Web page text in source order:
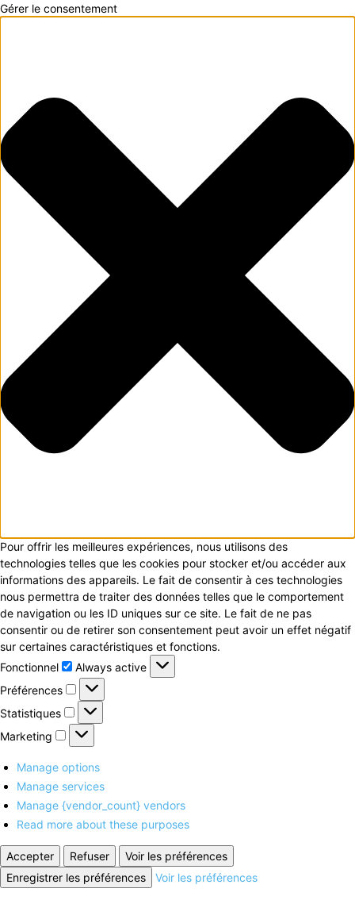
Gérer le consentement
Pour offrir les meilleures expériences, nous utilisons des
technologies telles que les cookies pour stocker et/ou accéder aux
informations des appareils. Le fait de consentir à ces technologies
nous permettra de traiter des données telles que le comportement
de navigation ou les ID uniques sur ce site. Le fait de ne pas
consentir ou de retirer son consentement peut avoir un effet négatif
sur certaines caractéristiques et fonctions.
Fonctionnel
Fonctionnel
Always active
Préférences
Préférences
Statistiques
Statistiques
Marketing
Marketing
Manage options
Manage services
Manage {vendor_count} vendors
Read more about these purposes
Accepter Refuser
Voir les préférences
Enregistrer les préférences
Voir les préférences